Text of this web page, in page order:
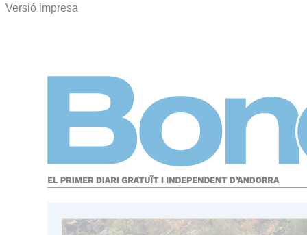
Versió impresa